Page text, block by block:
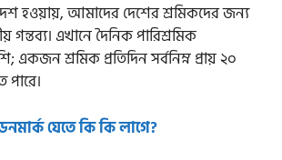
হওয়ায়, আমাদের দেশের শ্রমিকদের জন্য
এখানে দৈনিক পারিশ্রমিক
একজন শ্রমিক প্রতিদিন সর্বনিম্ন প্রায় ২০
যেতে কি কি লাগে?